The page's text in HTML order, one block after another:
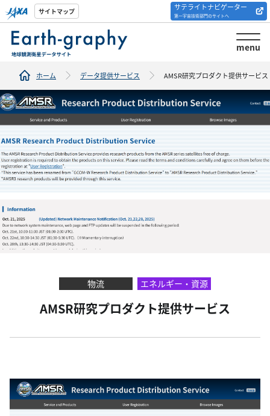
サイトマップ サテライトナビゲーター
第一宇宙技術部門のサイトへ
menu
解析ツール/サイトの
紹介
ホーム データ提供サービス AMSR研究プロダクト提供サービス
物流 エネルギー・資源
AMSR研究プロダクト提供サービス